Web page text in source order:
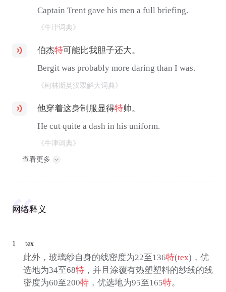
Captain Trent gave his men a full briefing.
《牛津词典》
伯杰特可能比我胆子还大。
Bergit was probably more daring than I was.
《柯林斯英汉双解大词典》
他穿着这身制服显得特帅。
He cut quite a dash in his uniform.
《牛津词典》
查看更多
网络释义
1 tex
此外，玻璃纱自身的线密度为22至136特(tex)，优
选地为34至68特，并且涂覆有热塑塑料的纱线的线
密度为60至200特，优选地为95至165特。